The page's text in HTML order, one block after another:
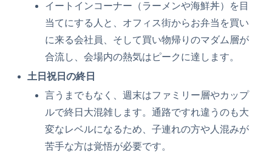
イートインコーナー（ラーメンや海鮮丼）を目
当てにする人と、オフィス街からお弁当を買い
に来る会社員、そして買い物帰りのマダム層が
合流し、会場内の熱気はピークに達します。
土日祝日の終日
言うまでもなく、週末はファミリー層やカップ
ルで終日大混雑します。通路ですれ違うのも大
変なレベルになるため、子連れの方や人混みが
苦手な方は覚悟が必要です。